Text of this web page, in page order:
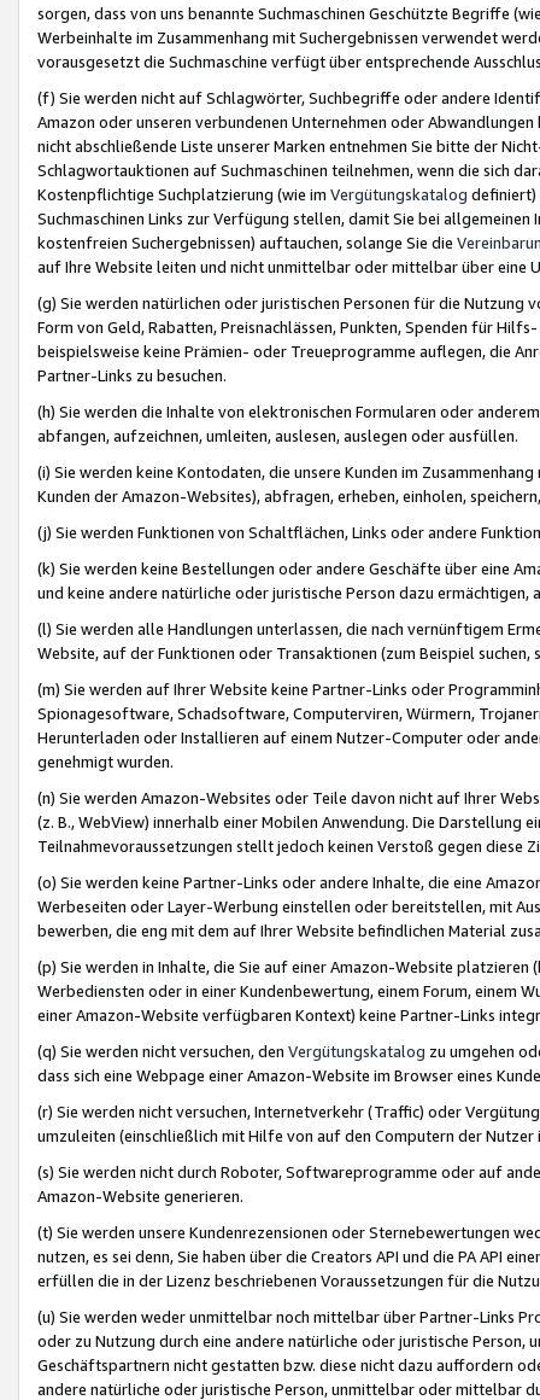
sorgen, dass von uns benannte Suchmaschinen Geschützte Begriffe
Werbeinhalte im Zusammenhang mit Suchergebnissen verwendet
vorausgesetzt die Suchmaschine verfügt über entsprechende
(f) Sie werden nicht auf Schlagwörter, Suchbegriffe oder andere
Amazon oder unseren verbundenen Unternehmen oder
nicht abschließende Liste unserer Marken entnehmen Sie bitte der
Schlagwortauktionen auf Suchmaschinen teilnehmen, wenn die sich
Kostenpflichtige Suchplatzierung (wie im Vergütungskatalog definiert)
Suchmaschinen Links zur Verfügung stellen, damit Sie bei
kostenfreien Suchergebnissen) auftauchen, solange Sie die
auf Ihre Website leiten und nicht unmittelbar oder mittelbar über eine
(g) Sie werden natürlichen oder juristischen Personen für die Nutzung
Form von Geld, Rabatten, Preisnachlässen, Punkten, Spenden für
beispielsweise keine Prämien- oder Treueprogramme auflegen, die
Partner-Links zu besuchen.
(h) Sie werden die Inhalte von elektronischen Formularen oder
abfangen, aufzeichnen, umleiten, auslesen, auslegen oder ausfüllen.
(i) Sie werden keine Kontodaten, die unsere Kunden im
Kunden der Amazon-Websites), abfragen, erheben, einholen,
(j) Sie werden Funktionen von Schaltflächen, Links oder andere
(k) Sie werden keine Bestellungen oder andere Geschäfte über eine
und keine andere natürliche oder juristische Person dazu
(l) Sie werden alle Handlungen unterlassen, die nach vernünftigem
Website, auf der Funktionen oder Transaktionen (zum Beispiel
(m) Sie werden auf Ihrer Website keine Partner-Links oder
Spionagesoftware, Schadsoftware, Computerviren, Würmern,
Herunterladen oder Installieren auf einem Nutzer-Computer oder
genehmigt wurden.
(n) Sie werden Amazon-Websites oder Teile davon nicht auf Ihrer
(z. B., WebView) innerhalb einer Mobilen Anwendung. Die Darstellung
Teilnahmevoraussetzungen stellt jedoch keinen Verstoß gegen diese
(o) Sie werden keine Partner-Links oder andere Inhalte, die eine
Werbeseiten oder Layer-Werbung einstellen oder bereitstellen, mit
bewerben, die eng mit dem auf Ihrer Website befindlichen Material
(p) Sie werden in Inhalte, die Sie auf einer Amazon-Website
Werbediensten oder in einer Kundenbewertung, einem Forum, einem
einer Amazon-Website verfügbaren Kontext) keine Partner-Links
(q) Sie werden nicht versuchen, den Vergütungskatalog zu umgehen
dass sich eine Webpage einer Amazon-Website im Browser eines
(r) Sie werden nicht versuchen, Internetverkehr (Traffic) oder
umzuleiten (einschließlich mit Hilfe von auf den Computern der
(s) Sie werden nicht durch Roboter, Softwareprogramme oder auf
Amazon-Website generieren.
(t) Sie werden unsere Kundenrezensionen oder Sternebewertungen
nutzen, es sei denn, Sie haben über die Creators API und die PA API
erfüllen die in der Lizenz beschriebenen Voraussetzungen für die
(u) Sie werden weder unmittelbar noch mittelbar über Partner-Links
oder zu Nutzung durch eine andere natürliche oder juristische
Geschäftspartnern nicht gestatten bzw. diese nicht dazu auffordern
andere natürliche oder juristische Person, unmittelbar oder mittelbar